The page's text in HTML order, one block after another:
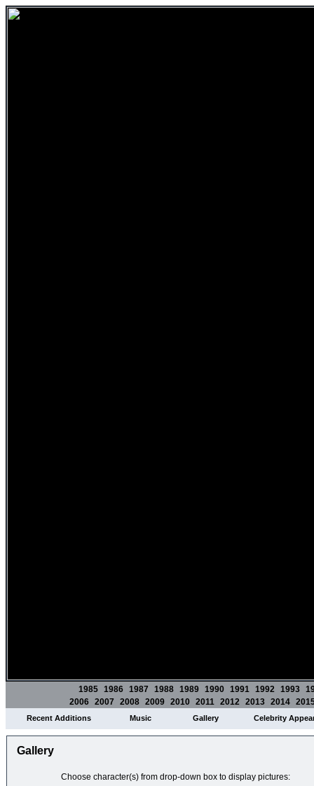
1985 1986 1987 1988 1989 1990 1991 1992 1993
2006 2007 2008 2009 2010 2011 2012 2013 2014
Recent Additions Music Gallery Celebrity
Gallery
Choose character(s) from drop-down box to display pictures: